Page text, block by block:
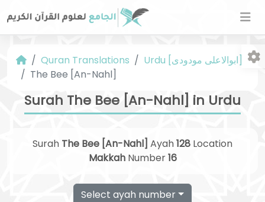
Quran Translations
Urdu [ابوالاعلی مودودی]
The Bee [An-Nahl]
Surah The Bee [An-Nahl] in Urdu
Surah The Bee [An-Nahl] Ayah128 Location
MakkahNumber16
Select ayah number